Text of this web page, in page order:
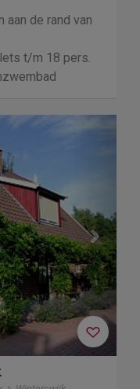
aan de rand van
t/m 18 pers.
Next